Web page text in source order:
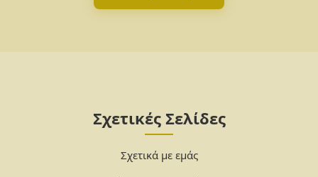
Σχετικές Σελίδες
Σχετικά με εμάς